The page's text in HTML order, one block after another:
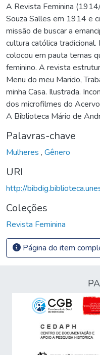
A Revista Feminina
Souza Salles em 1914 e
missão de buscar a
cultura católica
colocou em pauta temas
feminino. A revista
Menu do meu Marido,
minha Casa. Ilustrada.
dos microfilmes do
A Biblioteca Mário de
Palavras-chave
Mulheres , Gênero
URI
http://
Coleções
Revista Feminina
Página do item